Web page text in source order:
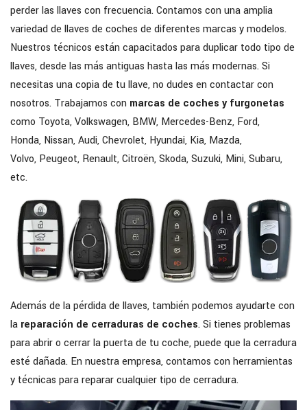
perder las llaves con frecuencia. Contamos con una amplia
variedad de llaves de coches de diferentes marcas y modelos.
Nuestros técnicos están capacitados para duplicar todo tipo de
llaves, desde las más antiguas hasta las más modernas. Si
necesitas una copia de tu llave, no dudes en contactar con
nosotros. Trabajamos con marcas de coches y furgonetas
como Toyota, Volkswagen, BMW, Mercedes-Benz, Ford,
Honda, Nissan, Audi, Chevrolet, Hyundai, Kia, Mazda,
Volvo, Peugeot, Renault, Citroën, Skoda, Suzuki, Mini, Subaru,
etc.
Además de la pérdida de llaves, también podemos ayudarte con
la reparación de cerraduras de coches. Si tienes problemas
para abrir o cerrar la puerta de tu coche, puede que la cerradura
esté dañada. En nuestra empresa, contamos con herramientas
y técnicas para reparar cualquier tipo de cerradura.